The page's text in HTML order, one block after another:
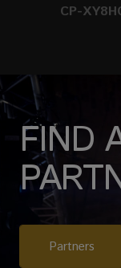
CP-
FIND
Partners